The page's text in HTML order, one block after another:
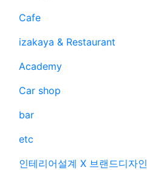
Cafe
izakaya & Restaurant
Academy
Car shop
bar
etc
인테리어설계 X 브랜드디자인